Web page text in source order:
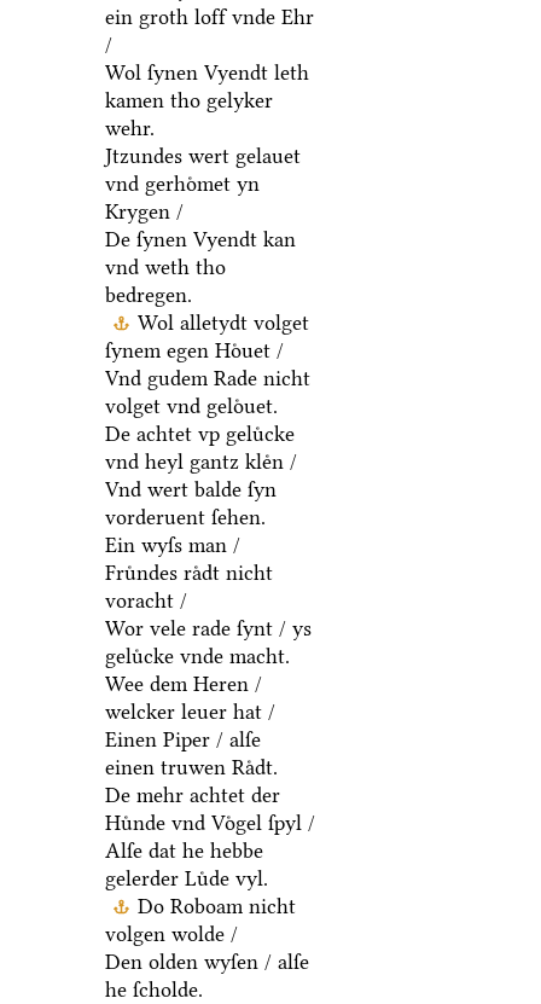
ein groth loff vnde Ehr
/
Wol ſynen Vyendt leth
kamen tho gelyker
wehr.
Jtzundes wert gelauet
vnd gerhoͤmet yn
Krygen /
De ſynen Vyendt kan
vnd weth tho
bedregen.
Wol alletydt volget
ſynem egen Hoͤuet /
Vnd gudem Rade nicht
volget vnd geloͤuet.
De achtet vp geluͤcke
vnd heyl gantz kleͤn /
Vnd wert balde ſyn
vorderuent ſehen.
Ein wyſs man /
Fruͤndes raͤdt nicht
voracht /
Wor vele rade ſynt / ys
geluͤcke vnde macht.
Wee dem Heren /
welcker leuer hat /
Einen Piper / alſe
einen truwen Raͤdt.
De mehr achtet der
Huͤnde vnd Voͤgel ſpyl /
Alſe dat he hebbe
gelerder Luͤde vyl.
Do Roboam nicht
volgen wolde /
Den olden wyſen / alſe
he ſcholde.